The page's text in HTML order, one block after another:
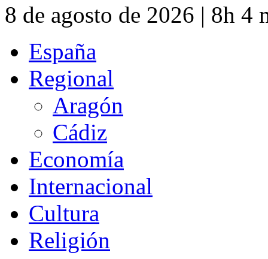
8 de agosto de 2026 | 8h 4
España
Regional
Aragón
Cádiz
Economía
Internacional
Cultura
Religión